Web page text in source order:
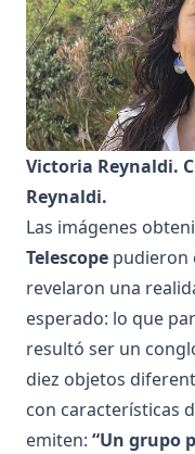
Victoria Reynaldi.
Reynaldi.
Las imágenes
Telescope pudieron
revelaron una
esperado: lo que
resultó ser un
diez objetos
con características
emiten: “Un grupo